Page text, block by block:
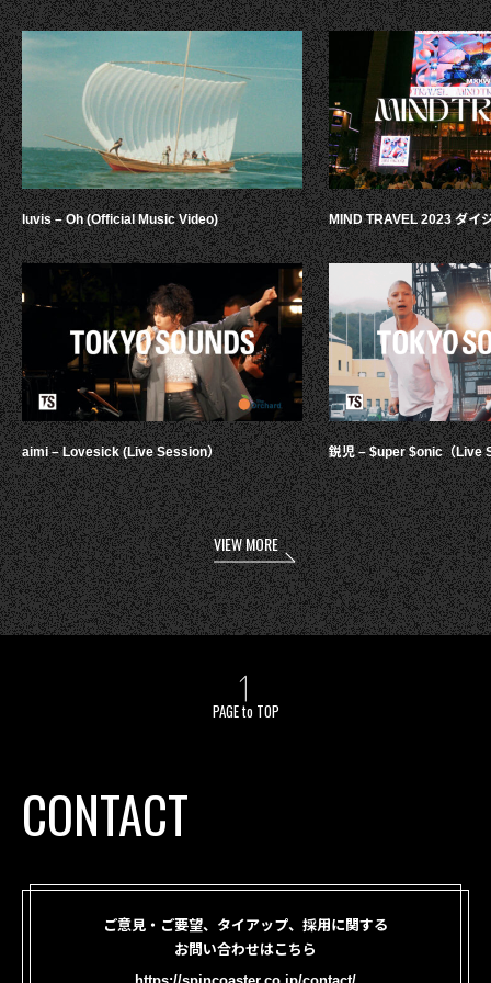
luvis – Oh (Official Music Video)
aimi – Lovesick (Live Session）
MIND TRAVEL 2023 ダイ
鋭児 – $uper $onic（Live
VIEW MORE
PAGE to TOP
CONTACT
ご意見・ご要望、タイアップ、採用に関する
お問い合わせはこちら